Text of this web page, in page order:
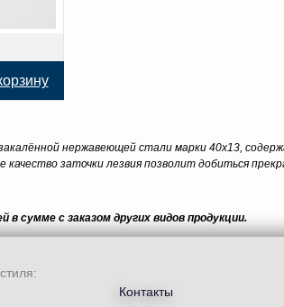
нержавеющей стали марки 40х13,
заточки лезвия позволит добиться
в сумме с заказом других видов продукции.
Контакты